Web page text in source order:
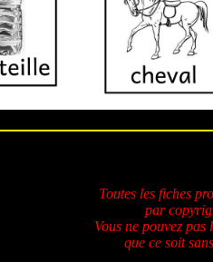
Toutes les fiches
par
Vous ne pouvez
que ce soit